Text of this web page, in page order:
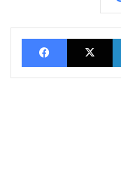
FacebookX